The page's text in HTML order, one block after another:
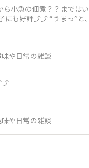
小魚の佃煮？？までは
にも好評⤴️⤴️ “うまっ”
や日常の雑談
や日常の雑談